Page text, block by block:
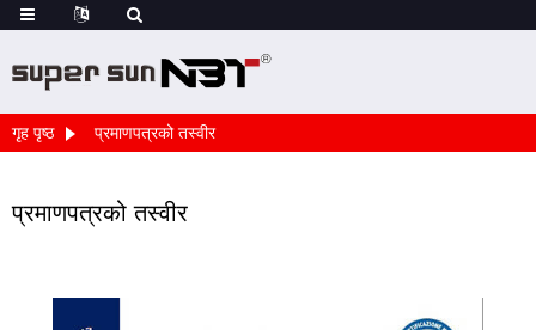
गृह पृष्ठ प्रमाणपत्रको तस्वीर
प्रमाणपत्रको तस्वीर